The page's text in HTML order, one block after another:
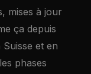
mises à jour
ça depuis
et en
phases